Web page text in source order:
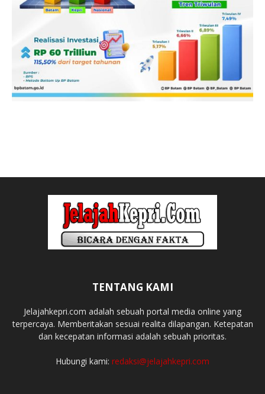
TENTANG KAMI
Jelajahkepri.com adalah sebuah portal media online yang
terpercaya. Memberitakan sesuai realita dilapangan. Ketepatan
dan kecepatan informasi adalah sebuah prioritas.
Hubungi kami: redaksi@jelajahkepri.com